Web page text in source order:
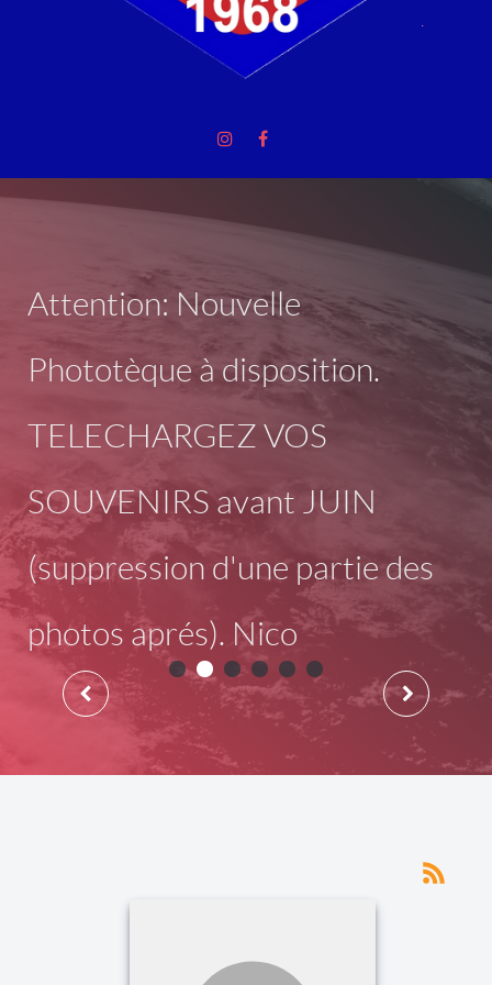
Attention: Nouvelle
Phototèque à disposition.
TELECHARGEZ VOS
SOUVENIRS avant JUIN
(suppression d'une partie des
photos aprés). Nico